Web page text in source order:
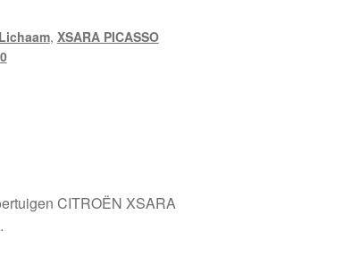
Lichaam, XSARA PICASSO
CITROËN XSARA